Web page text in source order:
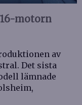
motorn
av
Det sista
lämnade